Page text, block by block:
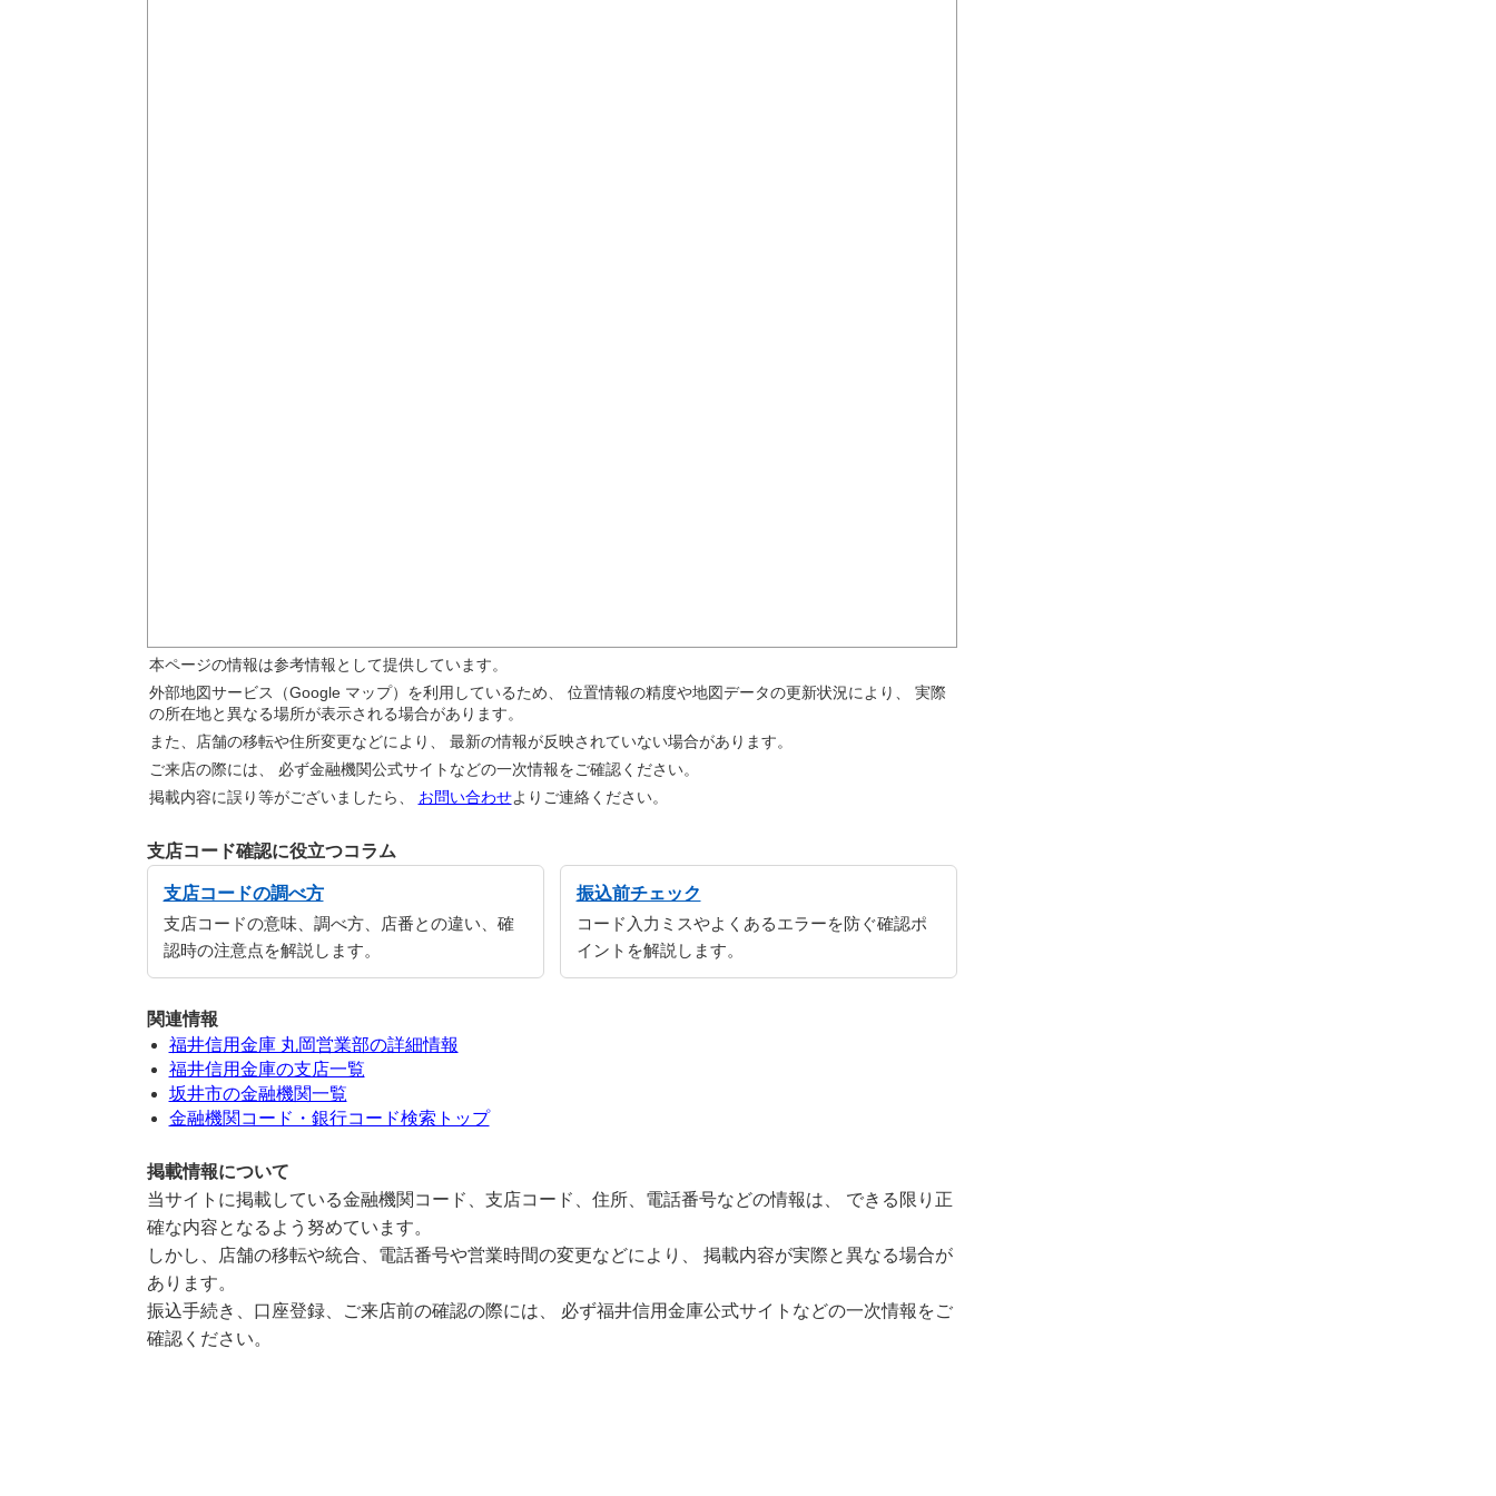
本ページの情報は参考情報として提供しています。
外部地図サービス（Google マップ）を利用しているため、 位置情報の精度や地図データの更新状況により、 実際
の所在地と異なる場所が表示される場合があります。
また、店舗の移転や住所変更などにより、 最新の情報が反映されていない場合があります。
ご来店の際には、 必ず金融機関公式サイトなどの一次情報をご確認ください。
掲載内容に誤り等がございましたら、 お問い合わせよりご連絡ください。
支店コード確認に役立つコラム
支店コードの調べ方
支店コードの意味、調べ方、店番との違い、確
認時の注意点を解説します。
振込前チェック
コード入力ミスやよくあるエラーを防ぐ確認ポ
イントを解説します。
関連情報
福井信用金庫 丸岡営業部の詳細情報
福井信用金庫の支店一覧
坂井市の金融機関一覧
金融機関コード・銀行コード検索トップ
掲載情報について
当サイトに掲載している金融機関コード、支店コード、住所、電話番号などの情報は、 できる限り正
確な内容となるよう努めています。
しかし、店舗の移転や統合、電話番号や営業時間の変更などにより、 掲載内容が実際と異なる場合が
あります。
振込手続き、口座登録、ご来店前の確認の際には、 必ず福井信用金庫公式サイトなどの一次情報をご
確認ください。